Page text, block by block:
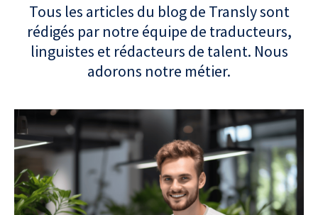
Tous les articles du blog de Transly sont
rédigés par notre équipe de traducteurs,
linguistes et rédacteurs de talent. Nous
adorons notre métier.